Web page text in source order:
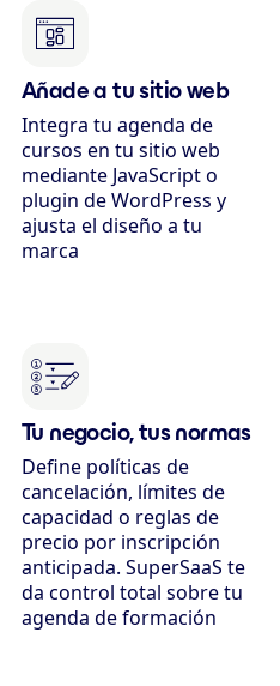
Añade a tu sitio web
Integra tu agenda de
cursos en tu sitio web
mediante JavaScript o
plugin de WordPress y
ajusta el diseño a tu
marca
Tu negocio, tus normas
Define políticas de
cancelación, límites de
capacidad o reglas de
precio por inscripción
anticipada. SuperSaaS te
da control total sobre tu
agenda de formación